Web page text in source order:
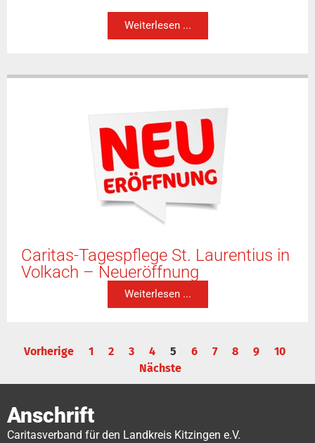
Weiterlesen ...
Caritas-Tagespflege St. Laurentius in
Volkach – Neueröffnung
Weiterlesen ...
Vorherige 1 2 3 4 5 6 7 8 9
10
Nächste
Anschrift
Caritasverband für den Landkreis Kitzingen e.V.